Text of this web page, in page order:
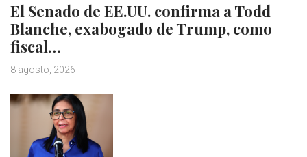
El Senado de EE.UU. confirma a Todd
Blanche, exabogado de Trump, como
fiscal…
8 agosto, 2026